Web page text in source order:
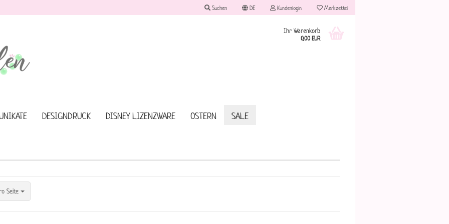
Suchen DE Kundenlogin
Passwort vergessen?
Merkzettel
Ihr Warenkorb
0,00 EUR
DESIGNDRUCK DISNEY LIZENZWARE OSTERN SALE
Seite